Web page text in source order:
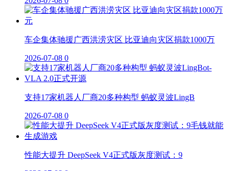
车企集体驰援广西洪涝灾区 比亚迪向灾区捐款1000万
2026-07-08 0
支持17家机器人厂商20多种构型 蚂蚁灵波LingB
2026-07-08 0
性能大提升 DeepSeek V4正式版灰度测试：9